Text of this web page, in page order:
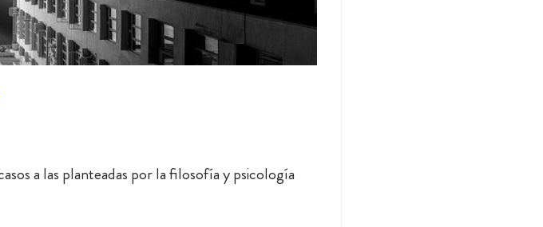
a las planteadas por la filosofía y psicología